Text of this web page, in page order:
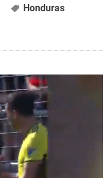
Honduras